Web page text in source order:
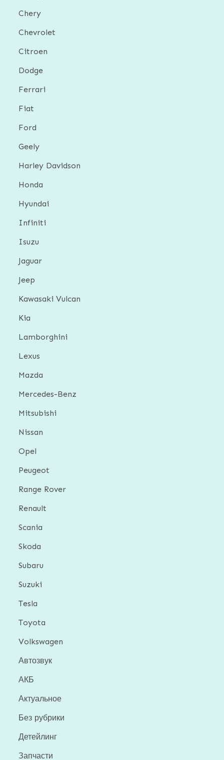
Chery
Chevrolet
Citroen
Dodge
Ferrari
Fiat
Ford
Geely
Harley Davidson
Honda
Hyundai
Infiniti
Isuzu
Jaguar
Jeep
Kawasaki Vulcan
Kia
Lamborghini
Lexus
Mazda
Mercedes-Benz
Mitsubishi
Nissan
Opel
Peugeot
Range Rover
Renault
Scania
Skoda
Subaru
Suzuki
Tesla
Toyota
Volkswagen
Автозвук
АКБ
Актуальное
Без рубрики
Детейлинг
Запчасти